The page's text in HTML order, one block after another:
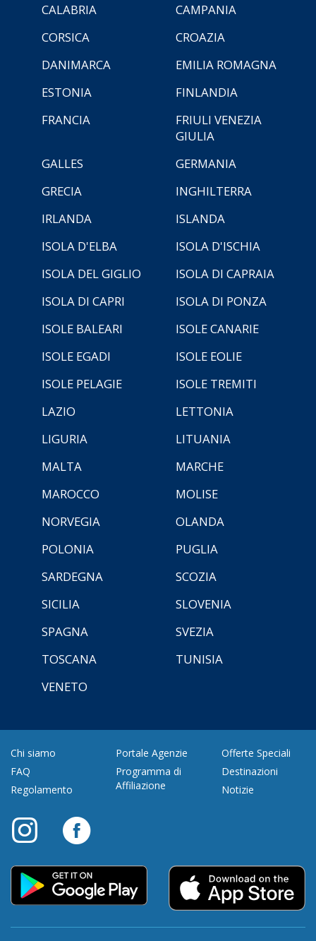
CALABRIA
CAMPANIA
CORSICA
CROAZIA
DANIMARCA
EMILIA ROMAGNA
ESTONIA
FINLANDIA
FRANCIA
FRIULI VENEZIA
GIULIA
GALLES
GERMANIA
GRECIA
INGHILTERRA
IRLANDA
ISLANDA
ISOLA D'ELBA
ISOLA D'ISCHIA
ISOLA DEL GIGLIO
ISOLA DI CAPRAIA
ISOLA DI CAPRI
ISOLA DI PONZA
ISOLE BALEARI
ISOLE CANARIE
ISOLE EGADI
ISOLE EOLIE
ISOLE PELAGIE
ISOLE TREMITI
LAZIO
LETTONIA
LIGURIA
LITUANIA
MALTA
MARCHE
MAROCCO
MOLISE
NORVEGIA
OLANDA
POLONIA
PUGLIA
SARDEGNA
SCOZIA
SICILIA
SLOVENIA
SPAGNA
SVEZIA
TOSCANA
TUNISIA
VENETO
Chi siamo
FAQ
Regolamento
Portale Agenzie
Programma di
Affiliazione
Offerte Speciali
Destinazioni
Notizie